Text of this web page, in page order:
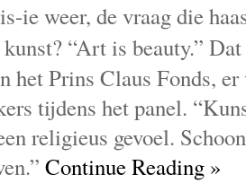
ie weer, de vraag die
“Art is beauty.”
het Prins Claus Fonds,
tijdens het panel.
religieus gevoel.
Continue Reading »